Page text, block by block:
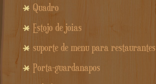
Quadro
Estojo de joias
suporte de menu para restaurantes
Porta-guardanapos